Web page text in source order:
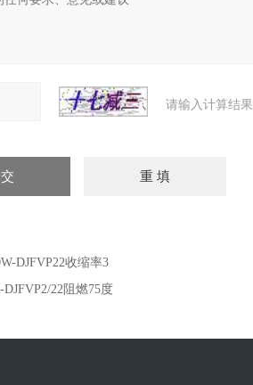
请输入计算结
DJFVP22收缩率3
22阻燃75度